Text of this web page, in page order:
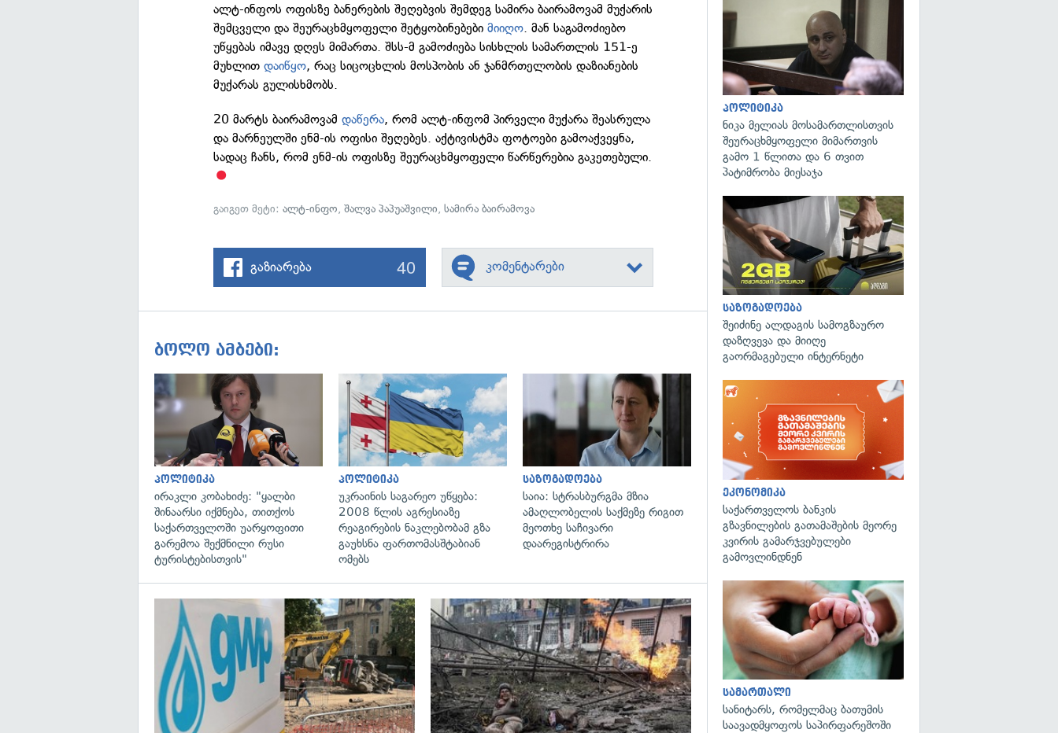
ალტ-ინფოს ოფისზე ბანერების შეღებვის შემდეგ სამირა ბაირამოვამ მუქარის
შემცველი და შეურაცხმყოფელი შეტყობინებებიმიიღო. მან საგამოძიებო
უწყებას იმავე დღეს მიმართა. შსს-მ გამოძიება სისხლის სამართლის 151-ე
მუხლითდაიწყო, რაც სიცოცხლის მოსპობის ან ჯანმრთელობის დაზიანების
მუქარას გულისხმობს.
20 მარტს ბაირამოვამდაწერა, რომ ალტ-ინფომ პირველი მუქარა შეასრულა
და მარნეულში ენმ-ის ოფისი შეღებეს. აქტივისტმა ფოტოები გამოაქვეყნა,
სადაც ჩანს, რომ ენმ-ის ოფისზე შეურაცხმყოფელი წარწერებია გაკეთებული.
გაიგეთ მეტი:ალტ-ინფო,შალვა პაპუაშვილი,სამირა ბაირამოვა
გაზიარება 40 კომენტარები
ბოლო ამბები:
გადახედვა
პოლიტიკა
ირაკლი კობახიძე: "ყალბი
შინაარსი იქმნება, თითქოს
საქართველოში უარყოფითი
გარემოა შექმნილი რუსი
ტურისტებისთვის"
გადახედვა
პოლიტიკა
უკრაინის საგარეო უწყება:
2008 წლის აგრესიაზე
რეაგირების ნაკლებობამ გზა
გაუხსნა ფართომასშტაბიან
ომებს
გადახედვა
საზოგადოება
საია: სტრასბურგმა მზია
ამაღლობელის საქმეზე რიგით
მეოთხე საჩივარი
დაარეგისტრირა
გადახედვა გადახედვა
პოლიტიკა
ნიკა მელიას მოსამართლისთვის
შეურაცხმყოფელი მიმართვის
გამო 1 წლითა და 6 თვით
პატიმრობა მიესაჯა
საზოგადოება
შეიძინე ალდაგის სამოგზაურო
დაზღვევა და მიიღე
გაორმაგებული ინტერნეტი
ეკონომიკა
საქართველოს ბანკის
გზავნილების გათამაშების მეორე
კვირის გამარჯვებულები
გამოვლინდნენ
სამართალი
სანიტარს, რომელმაც ბათუმის
საავადმყოფოს საპირფარეშოში